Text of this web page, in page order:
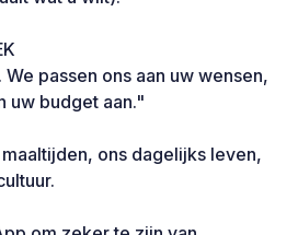
passen ons aan uw wensen,
uw budget aan."
ons dagelijks leven,